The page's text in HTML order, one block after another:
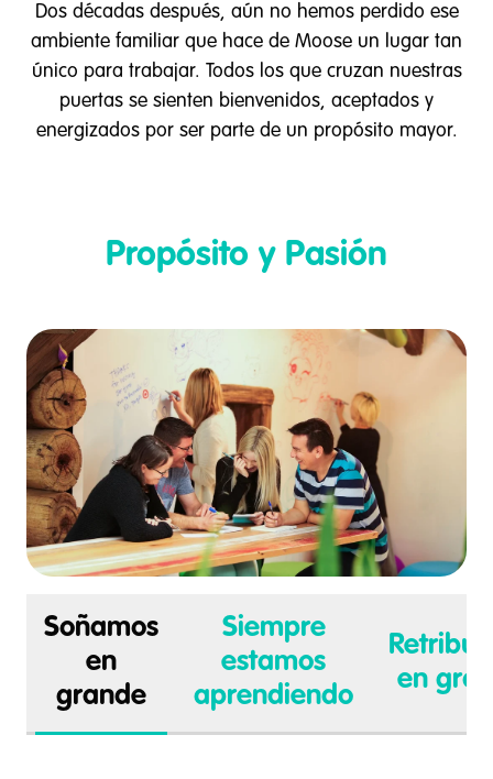
Dos décadas después, aún no hemos perdido ese
ambiente familiar que hace de Moose un lugar tan
único para trabajar. Todos los que cruzan nuestras
puertas se sienten bienvenidos, aceptados y
energizados por ser parte de un propósito mayor.
Propósito y Pasión
Soñamos
en
grande
Siempre
estamos
aprendiendo
en